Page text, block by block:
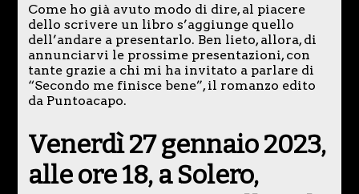
Come ho già avuto modo di dire, al piacere
dello scrivere un libro s’aggiunge quello
dell’andare a presentarlo. Ben lieto, allora, di
annunciarvi le prossime presentazioni, con
tante grazie a chi mi ha invitato a parlare di
“Secondo me finisce bene”, il romanzo edito
da Puntoacapo.
Venerdì 27 gennaio 2023,
alle ore 18, aSolero,